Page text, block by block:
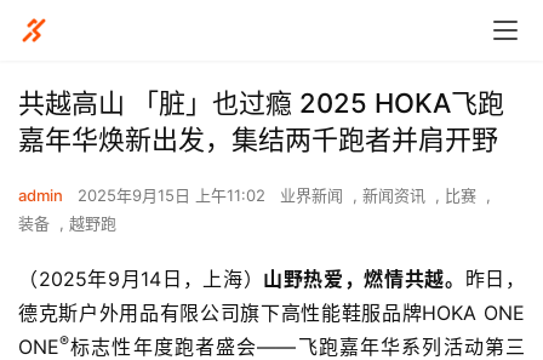
共越高山 「脏」也过瘾 2025 HOKA飞跑
嘉年华焕新出发，集结两千跑者并肩开野
admin 2025年9月15日 上午11:02 业界新闻 , 新闻资讯 , 比赛
,
装备
, 越野跑
（2025年9月14日，上海） 山野热爱，燃情共越。
昨日，
德克斯户外用品有限公司旗下高性能鞋服品牌HOKA ONE
ONE®标志性年度跑者盛会——飞跑嘉年华系列活动第三